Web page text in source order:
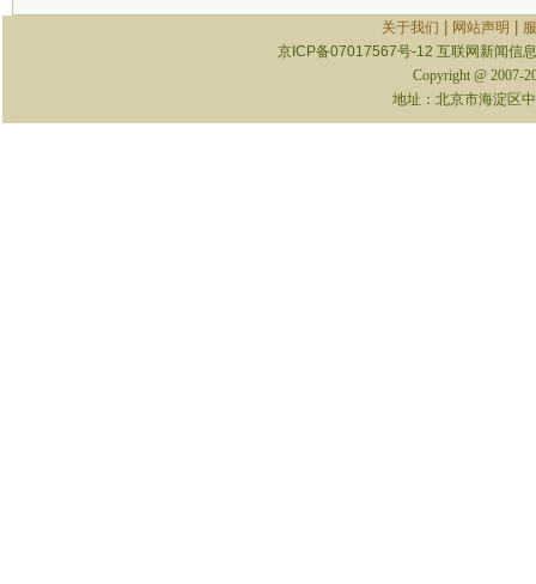
关于我们 网站声明
京ICP备07017567号-12 互联网新闻信
Copyright @ 2007-
地址：北京市海淀区